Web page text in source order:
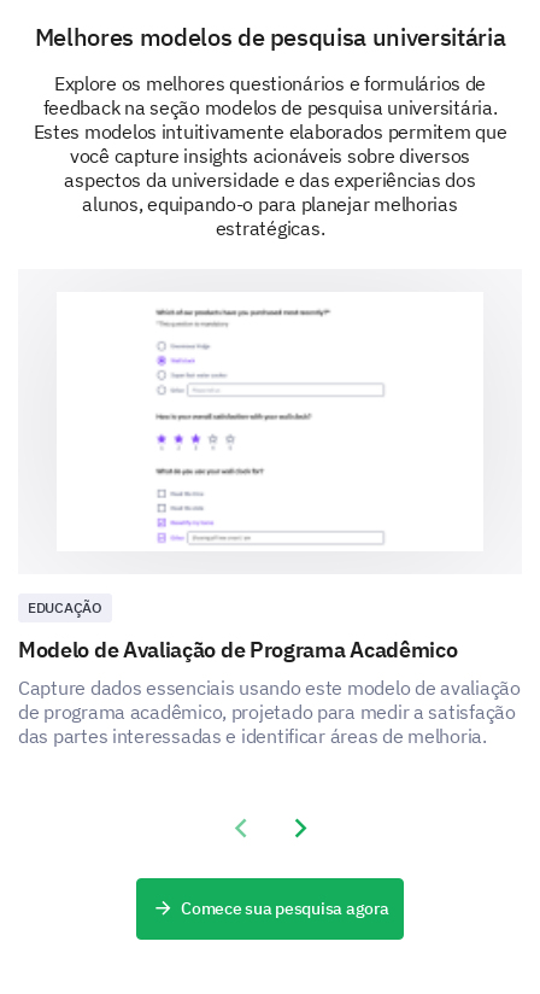
Como podemos melhorar qualquer um dos
recursos e serviços mencionados?
Seus Dados Pessoais
Em que ano da universidade você está
atualmente?
Qual é o seu gênero?
Por favor, indique a quantidade de horas que
você passa por semana:
Sobre palestras e aulas
Melhores modelos de pesquisa universitária
Explore os melhores questionários e formulários de
feedback na seção modelos de pesquisa universitária.
Estes modelos intuitivamente elaborados permitem que
você capture insights acionáveis sobre diversos
aspectos da universidade e das experiências dos
alunos, equipando-o para planejar melhorias
estratégicas.
EDUCAÇÃO
Modelo de Avaliação de Programa Acadêmico
Capture dados essenciais usando este modelo de avaliação
de programa acadêmico, projetado para medir a satisfação
das partes interessadas e identificar áreas de melhoria.
Previous slide
Next slide
Comece sua pesquisa agora